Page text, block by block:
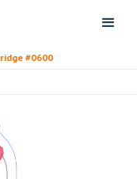
#0600